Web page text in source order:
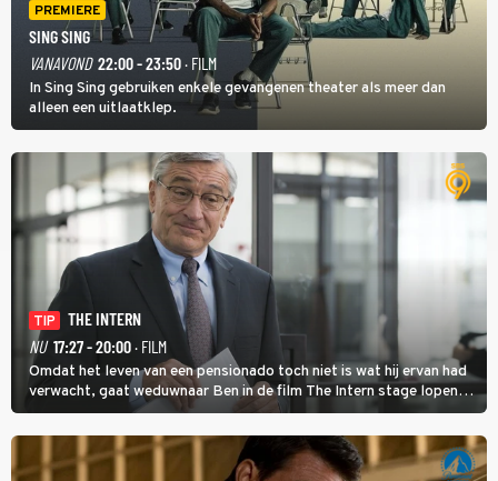
PREMIERE
SING SING
VANAVOND 22:00 - 23:50· FILM
In Sing Sing gebruiken enkele gevangenen theater als meer dan
alleen een uitlaatklep.
TIP
THE INTERN
NU 17:27 - 20:00· FILM
Omdat het leven van een pensionado toch niet is wat hij ervan had
verwacht, gaat weduwnaar Ben in de film The Intern stage lopen
bij de hippe webwinkel van Jules, wat een gouden zet blijkt te zijn.